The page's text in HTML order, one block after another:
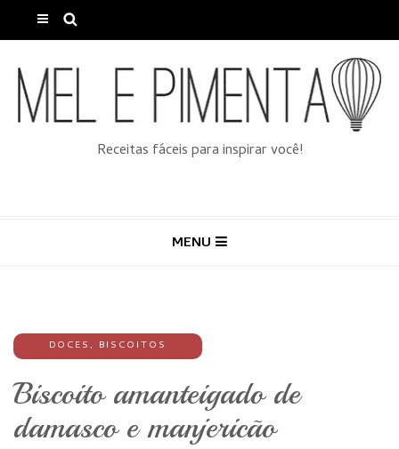
Receitas fáceis para inspirar você!
MENU
DOCES, BISCOITOS
Biscoito amanteigado de
damasco e manjericão